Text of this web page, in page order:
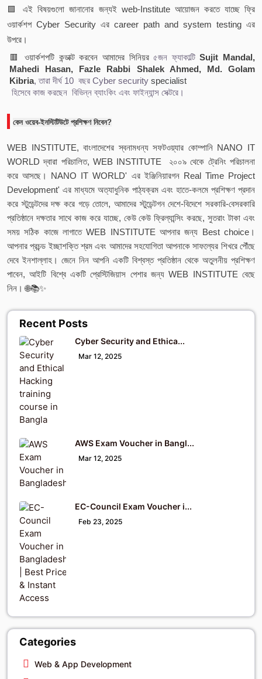
🟩 এই বিষয়গুলো জানানোর জন্যই web-Institute আয়োজন করতে যাচ্ছে ফ্রি
ওয়ার্কশপ Cyber Security এর career path and system testing এর
উপরে।
🟥 ওয়ার্কশপটি কন্ডাক্ট করবেন আমাদের সিনিয়র৫জন ফ্যাকাল্টিSujit Mandal ,
Mahedi Hasan, Fazle Rabbi Shalek Ahmed ,
Md. Golam
Kibria, তারা দীর্ঘ 10 বছর Cyber security specialist
হিসেবে কাজ করছেন বিভিন্ন ব্যাংকিং এবং ফাইন্যান্স সেক্টরে।
কেন ওয়েব-ইনস্টিটিউটে প্রশিক্ষণ নিবেন?
WEB INSTITUTE, বাংলাদেশের স্বনামধন্য সফটওয়্যার কোম্পানি NANO IT
WORLD দ্বারা পরিচালিত, WEB INSTITUTE ২০০৯ থেকে ট্রেনিং পরিচালনা
করে আসছে। NANO IT WORLD' এর ইঞ্জিনিয়ারগন Real Time Project
Development' এর মাধ্যমে অত্যাধুনিক পাঠ্যক্রম এবং হাতে-কলমে প্রশিক্ষণ প্রদান
করে স্টুডেন্টদের দক্ষ করে গড়ে তোলে, আমাদের স্টুডেন্টগন দেশে-বিদেশে সরকারি-বেসরকারি
প্রতিষ্ঠানে দক্ষতার সাথে কাজ করে যাচ্ছে, কেউ কেউ ফ্রিল্যান্সিং করছে, সুতরাং টাকা এবং
সময় সঠিক কাজে লাগাতে WEB INSTITUTE আপনার জন্য Best choice।
আপনার প্রচন্ড ইচ্ছাশক্তি শ্রম এবং আমাদের সহযোগিতা আপনাকে সাফল্যের শিখরে পৌঁছে
দেবে ইনশাল্লাহ। জেনে নিন আপনি একটি বিশ্বস্ত প্রতিষ্ঠান থেকে অতুলনীয় প্রশিক্ষণ
পাবেন, আইটি বিশ্বে একটি প্রেস্টিজিয়াস পেশার জন্য WEB INSTITUTE বেছে
নিন। 🌐📚✨
Recent Posts
Cyber Security and Ethica...
Mar 12, 2025
AWS Exam Voucher in Bangl...
Mar 12, 2025
EC-Council Exam Voucher i...
Feb 23, 2025
Categories
Web & App Development